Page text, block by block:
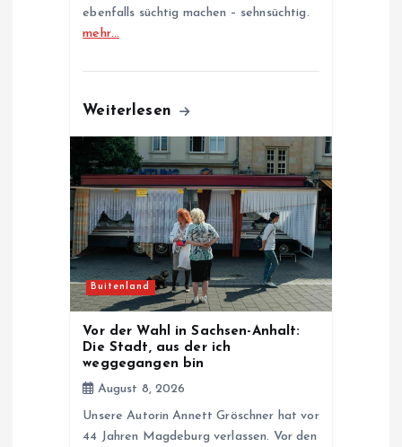
ebenfalls süchtig machen – sehnsüchtig.
mehr…
Weiterlesen
Buitenland
Vor der Wahl in Sachsen-Anhalt:
Die Stadt, aus der ich
weggegangen bin
August 8, 2026
Unsere Autorin Annett Gröschner hat vor
44 Jahren Magdeburg verlassen. Vor den